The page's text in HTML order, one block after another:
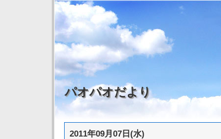
パオパオだより
2011年09月07日(水)